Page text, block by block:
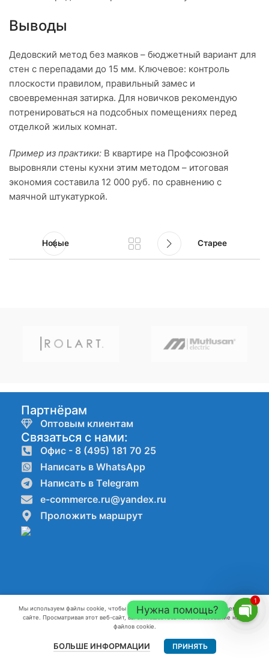
Выводы
Дедовский метод без маяков – бюджетный вариант для
стен с перепадами до 15 мм. Ключевое: контроль
плоскости правилом, правильный замес и
своевременная затирка. Для новичков рекомендую
потренироваться на подсобных помещениях перед
отделкой жилых комнат.
Пример из практики: В квартире на Профсоюзной
выровняли стены кухни этим методом – итоговая
экономия составила 12 000 руб. по сравнению с
маячной штукатуркой.
Новые Старее
Партнёрам
Оптовым клиентам
Связаться с нами:
Офис - 8 (495) 181 70 25
Написать в WhatsApp
Написать в Telegram
e-commerce.ru@yandex.ru
Проложить маршрут
Компании ООО"КАНАТ" ИНН:7720861623 ОГРН:1227700082796 г.
Москва 2022-2026 г.
Мы используем файлы cookie, чтобы улучшить ваш опыт работы на нашем веб-
сайте. Просматривая этот веб-сайт, вы соглашаетесь на использование нами
файлов cookie.
БОЛЬШЕ ИНФОРМАЦИИ ПРИНЯТЬ
Разработка и продвижение сайтов webseed.ru
Главная Меню Контакты
Нужна помощь?
1